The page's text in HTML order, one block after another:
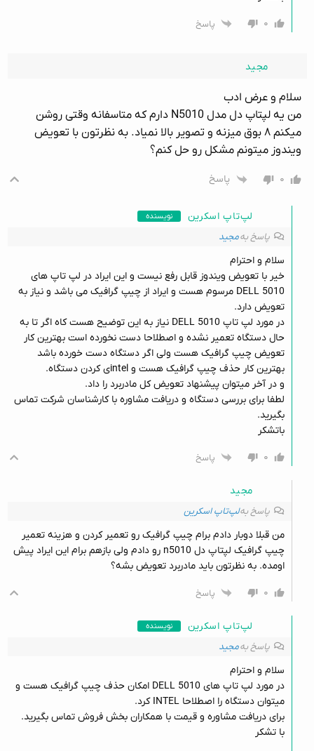
۰
پاسخ
مجید
سلام و عرض ادب
من یه لپتاپ دل مدل N5010 دارم که متاسفانه وقتی روشن
میکنم ۸ بوق میزنه و تصویر بالا نمیاد. به نظرتون با تعویض
ویندوز میتونم مشکل رو حل کنم؟
۰ پاسخ
لپ‌تاپ اسکرین نویسنده
پاسخ بهمجید
سلام و احترام
خیر با تعویض ویندوز قابل رفع نیست و این ایراد در لپ تاپ های
DELL 5010 مرسوم هست و ایراد از چیپ گرافیک می باشد و نیاز به
تعویض دارد.
در مورد لپ تاپ DELL 5010 نیاز به این توضیح هست کاه اگر تا به
حال دستگاه تعمیر نشده و اصطلاحا دست نخورده است بهترین کار
تعویض چیپ گرافیک هست ولی اگر دستگاه دست خورده باشد
بهترین کار حذف چیپ گرافیک هست و intelی کردن دستگاه.
و در آخر میتوان پیشنهاد تعویض کل مادربرد را داد.
لطفا برای بررسی دستگاه و دریافت مشاوره با کارشناسان شرکت تماس
بگیرید.
باتشکر
۰
پاسخ
مجید
پاسخ بهلپ‌تاپ اسکرین
من قبلا دوبار دادم برام چیپ گرافیک رو تعمیر کردن و هزینه تعمیر
چیپ گرافیک لپتاپ دل n5010 رو دادم ولی بازهم برام این ایراد پیش
اومده. به نظرتون باید مادربرد تعویض بشه؟
۰
پاسخ
لپ‌تاپ اسکرین نویسنده
پاسخ بهمجید
سلام و احترام
در مورد لپ تاپ های DELL 5010 امکان حذف چیپ گرافیک هست و
میتوان دستگاه را اصطلاحا INTEL کرد.
برای دریافت مشاوره و قیمت با همکاران بخش فروش تماس بگیرید.
با تشکر